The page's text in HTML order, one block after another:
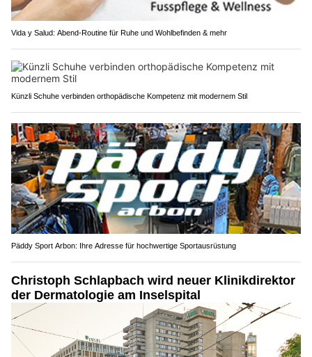
Vida y Salud: Abend-Routine für Ruhe und Wohlbefinden & mehr
Künzli Schuhe verbinden orthopädische Kompetenz mit modernem Stil
Päddy Sport Arbon: Ihre Adresse für hochwertige Sportausrüstung
Christoph Schlapbach wird neuer Klinikdirektor
der Dermatologie am Inselspital